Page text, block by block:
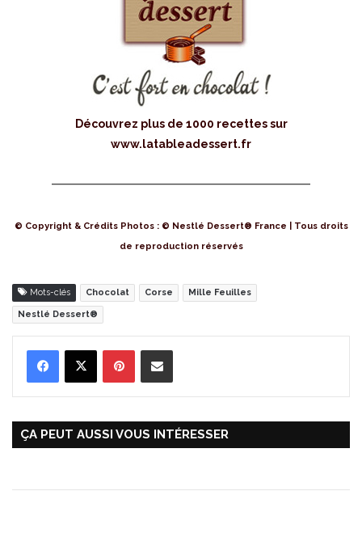
Découvrez plus de 1000 recettes sur
www.latableadessert.fr
© Copyright & Crédits Photos : © Nestlé Dessert® France | Tous droits
de reproduction réservés
Mots-clés Chocolat Corse Mille Feuilles
Nestlé Dessert®
ÇA PEUT AUSSI VOUS INTÉRESSER